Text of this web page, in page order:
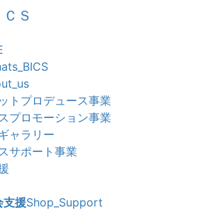
トプロデュース事業
プロモーション事業
ャラリー
サポート事業
支援Shop_Support